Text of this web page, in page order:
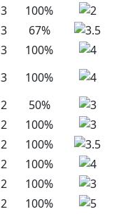
3
100%
3
67%
3
100%
3
100%
2
50%
2
100%
2
100%
2
100%
2
100%
2
100%